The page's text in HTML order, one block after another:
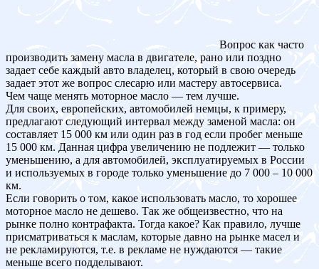
Вопрос как часто
производить замену масла в двигателе, рано или поздно
задает себе каждый авто владелец, который в свою очередь
задает этот же вопрос слесарю или мастеру автосервиса.
Чем чаще менять моторное масло — тем лучше.
Для своих, европейских, автомобилей немцы, к примеру,
предлагают следующий интервал между заменой масла: он
составляет 15 000 км или один раз в год если пробег меньше
15 000 км. Данная цифра увеличению не подлежит — только
уменьшению, а для автомобилей, эксплуатируемых в России
и используемых в городе только уменьшение до 7 000 – 10 000
км.
Если говорить о том, какое использовать масло, то хорошее
моторное масло не дешево. Так же общеизвестно, что на
рынке полно контрафакта. Тогда какое? Как правило, лучше
присматриваться к маслам, которые давно на рынке масел и
не рекламируются, т.е. в рекламе не нуждаются — такие
меньше всего подделывают.